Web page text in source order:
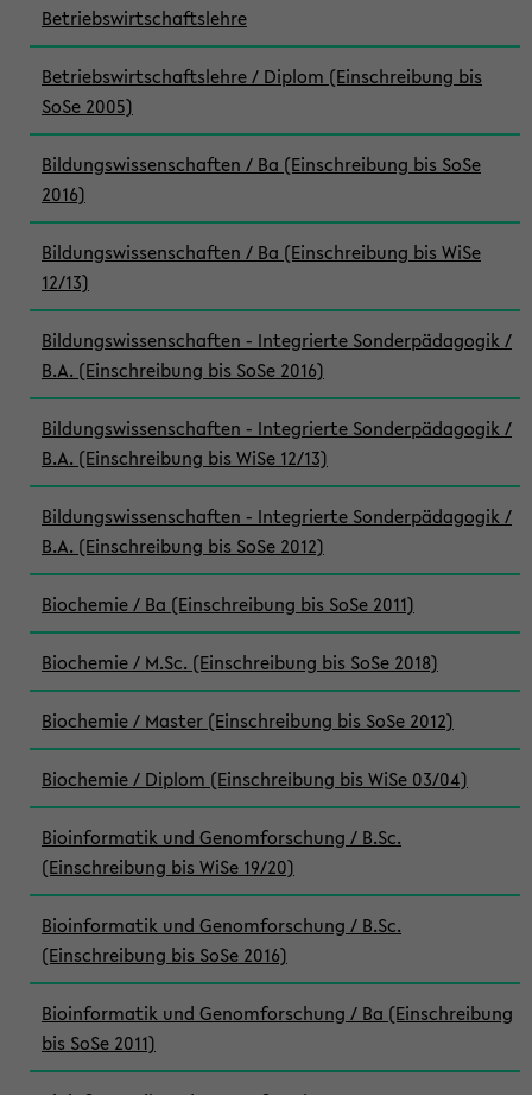
Betriebswirtschaftslehre
Betriebswirtschaftslehre / Diplom (Einschreibung bis
SoSe 2005)
Bildungswissenschaften / Ba (Einschreibung bis SoSe
2016)
Bildungswissenschaften / Ba (Einschreibung bis WiSe
12/13)
Bildungswissenschaften - Integrierte Sonderpädagogik /
B.A. (Einschreibung bis SoSe 2016)
Bildungswissenschaften - Integrierte Sonderpädagogik /
B.A. (Einschreibung bis WiSe 12/13)
Bildungswissenschaften - Integrierte Sonderpädagogik /
B.A. (Einschreibung bis SoSe 2012)
Biochemie / Ba (Einschreibung bis SoSe 2011)
Biochemie / M.Sc. (Einschreibung bis SoSe 2018)
Biochemie / Master (Einschreibung bis SoSe 2012)
Biochemie / Diplom (Einschreibung bis WiSe 03/04)
Bioinformatik und Genomforschung / B.Sc.
(Einschreibung bis WiSe 19/20)
Bioinformatik und Genomforschung / B.Sc.
(Einschreibung bis SoSe 2016)
Bioinformatik und Genomforschung / Ba (Einschreibung
bis SoSe 2011)